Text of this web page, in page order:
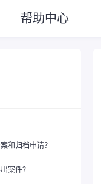
帮助中心
和归档申请？
案件？